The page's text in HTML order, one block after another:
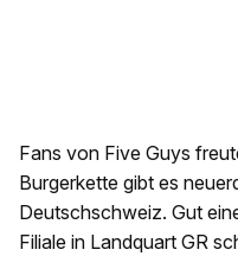
Fans von Five Guys
Burgerkette gibt es
Deutschschweiz. Gut
Filiale in Landquart GR